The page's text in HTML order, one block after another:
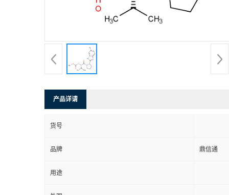
产品详请
货号
品牌 鼎信通
用途